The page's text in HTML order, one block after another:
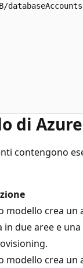
di Azure
contengono
modello crea un
in due aree e
modello crea un